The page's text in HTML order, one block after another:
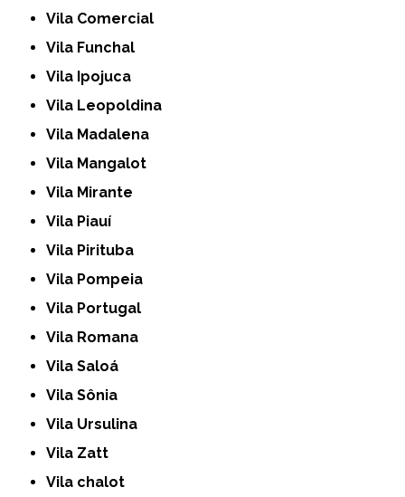
Vila Comercial
Vila Funchal
Vila Ipojuca
Vila Leopoldina
Vila Madalena
Vila Mangalot
Vila Mirante
Vila Piauí
Vila Pirituba
Vila Pompeia
Vila Portugal
Vila Romana
Vila Saloá
Vila Sônia
Vila Ursulina
Vila Zatt
Vila chalot